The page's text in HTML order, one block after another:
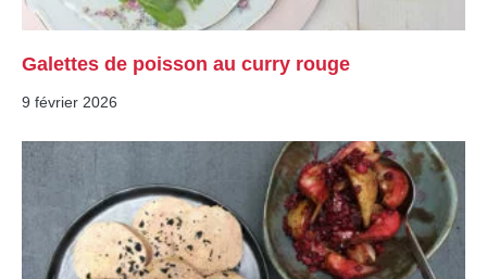
Galettes de poisson au curry rouge
9 février 2026